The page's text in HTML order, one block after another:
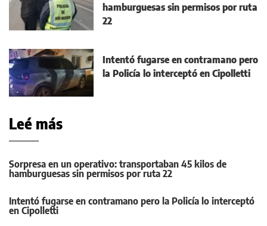
hamburguesas sin permisos por ruta
22
Intentó fugarse en contramano pero
la Policía lo interceptó en Cipolletti
Leé más
Sorpresa en un operativo: transportaban 45 kilos de
hamburguesas sin permisos por ruta 22
Intentó fugarse en contramano pero la Policía lo interceptó
en Cipolletti